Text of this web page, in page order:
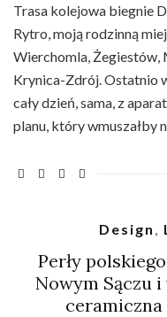
Trasa kolejowa biegnie
Rytro, moją rodzinną
Wierchomla, Żegiestów,
Krynica-Zdrój. Ostatnio
cały dzień, sama, z
planu, który wmuszałby
Design
Perły
Nowym Sączu
ceramiczna